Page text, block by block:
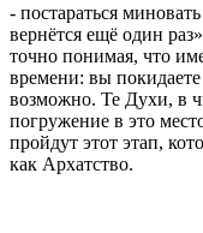
- постараться
вернётся ещё один
точно понимая, что
времени: вы
возможно. Те Духи, в
погружение в это
пройдут этот этап,
как Архатство.